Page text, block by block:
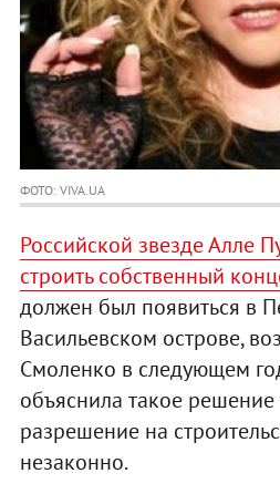
ФОТО: VIVA.UA
Российской звезде Алле
строить собственный
должен был появиться в
Васильевском острове,
Смоленко в следующем
объяснила такое решение
разрешение на
незаконно.